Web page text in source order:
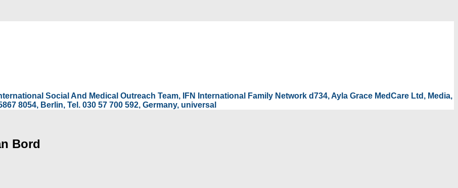
Social And Medical Outreach Team, IFN International Family Network d734, Ayla Grace MedCare Ltd, Media,
8054, Berlin, Tel. 030 57 700 592, Germany, universal
Bord